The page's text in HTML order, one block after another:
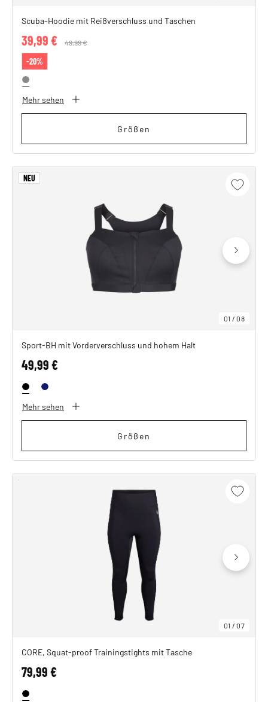
Scuba-Hoodie mit Reißverschluss und Taschen
Price reduced from
49,99 €
39,99 €
-20%
Mehr sehen
Größen
01 /08
NEU
Sport-BH mit Vorderverschluss und hohem Halt
49,99 €
Mehr sehen
Größen
01 /07
CORE, Squat-proof Trainingstights mit Tasche
79,99 €